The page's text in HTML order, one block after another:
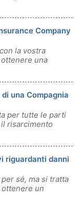
Company
la vostra
una
una Compagnia
per tutte le parti
risarcimento
riguardanti danni
sé, ma si tratta
un